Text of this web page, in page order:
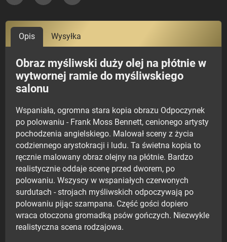
UdostępnijTweetujPinterest
Opis Wysyłka
Obraz myśliwski duży olej na płótnie w
wytwornej ramie do myśliwskiego
salonu
Wspaniała, ogromna stara kopia obrazu Odpoczynek
po polowaniu - Frank Moss Bennett, cenionego artysty
pochodzenia angielskiego. Malował sceny z życia
codziennego arystokracji i ludu. Ta świetna kopia to
ręcznie malowany obraz olejny na płótnie. Bardzo
realistycznie oddaje scenę przed dworem, po
polowaniu. Wszyscy w wspaniałych czerwonych
surdutach - strojach myśliwskich odpoczywają po
polowaniu pijąc szampana. Część gości dopiero
wraca otoczona gromadką psów gończych. Niezwykle
realistyczna scena rodzajowa.